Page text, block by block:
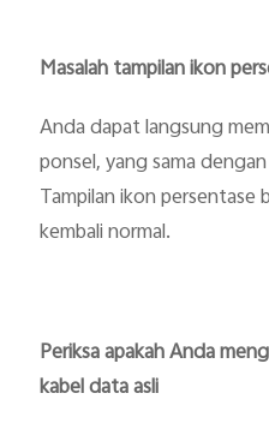
Indonesia |
Masalah tampilan ikon
Anda dapat langsung
ponsel, yang sama
Tampilan ikon persentase
kembali normal.
Periksa apakah Anda
kabel data asli